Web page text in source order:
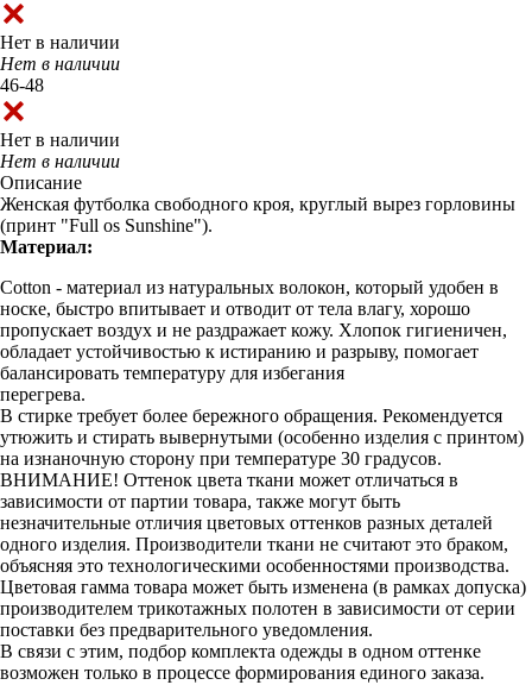
Нет в наличии
Нет в наличии
46-48
Нет в наличии
Нет в наличии
Описание
Женская футболка свободного кроя, круглый вырез горловины
(принт "Full os Sunshine").
Материал:
Cotton - материал из натуральных волокон, который удобен в
носке, быстро впитывает и отводит от тела влагу, хорошо
пропускает воздух и не раздражает кожу. Хлопок гигиеничен,
обладает устойчивостью к истиранию и разрыву, помогает
балансировать температуру для избегания
перегрева.
В стирке требует более бережного обращения. Рекомендуется
утюжить и стирать вывернутыми (особенно изделия с принтом)
на изнаночную сторону при температуре 30 градусов.
ВНИМАНИЕ! Оттенок цвета ткани может отличаться в
зависимости от партии товара, также могут быть
незначительные отличия цветовых оттенков разных деталей
одного изделия. Производители ткани не считают это браком,
объясняя это технологическими особенностями производства.
Цветовая гамма товара может быть изменена (в рамках допуска)
производителем трикотажных полотен в зависимости от серии
поставки без предварительного уведомления.
В связи с этим, подбор комплекта одежды в одном оттенке
возможен только в процессе формирования единого заказа.